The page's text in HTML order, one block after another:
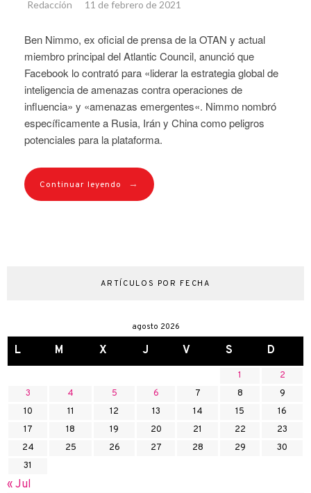
Redacción 11 de febrero de 2021
Ben Nimmo, ex oficial de prensa de la OTAN y actual
miembro principal del Atlantic Council, anunció que
Facebook lo contrató para «liderar la estrategia global de
inteligencia de amenazas contra operaciones de
influencia» y «amenazas emergentes«. Nimmo nombró
específicamente a Rusia, Irán y China como peligros
potenciales para la plataforma.
Continuar leyendo →
ARTÍCULOS POR FECHA
agosto 2026
L M X J V S D
1
2
3
4 5 6 7 8
9
10
11 12 13 14 15
16
17
18 19 20 21 22
23
24
25 26 27 28 29
30
31
« Jul